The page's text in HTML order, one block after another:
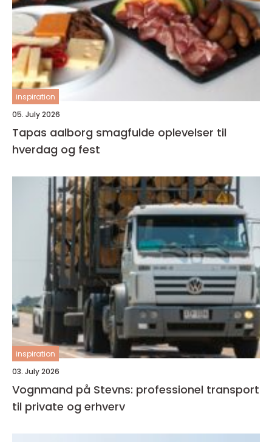
inspiration
05. July 2026
Tapas aalborg smagfulde oplevelser til
hverdag og fest
inspiration
03. July 2026
Vognmand på Stevns: professionel transport
til private og erhverv